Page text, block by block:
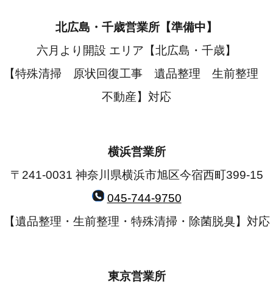
北広島・千歳営業所【準備中】
六月より開設 エリア【北広島・千歳】
【特殊清掃 原状回復工事 遺品整理 生前整理
不動産】対応
横浜営業所
〒241-0031 神奈川県横浜市旭区今宿西町399-15
045-744-9750
【遺品整理・生前整理・特殊清掃・除菌脱臭】対応
東京営業所